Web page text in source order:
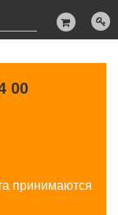
00
принимаются